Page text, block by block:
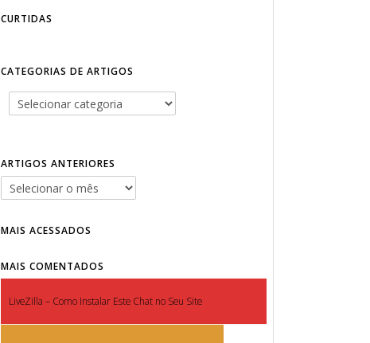
CURTIDAS
CATEGORIAS DE ARTIGOS
ARTIGOS ANTERIORES
MAIS ACESSADOS
MAIS COMENTADOS
LiveZilla – Como Instalar Este Chat no Seu Site